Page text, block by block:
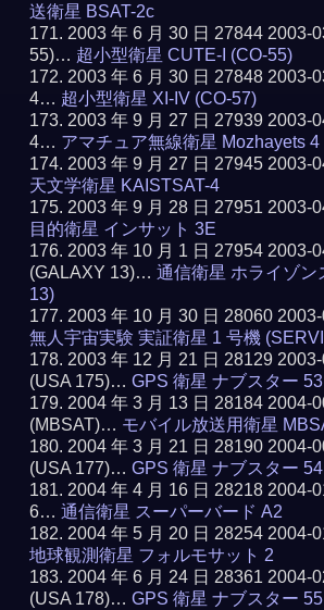
送衛星 BSAT-2c
2003 年 6 月 30 日 27844 2003-
55)… 超小型衛星 CUTE-I (CO-55)
2003 年 6 月 30 日 27848 2003-
4… 超小型衛星 XI-IV (CO-57)
2003 年 9 月 27 日 27939 2003-
4… アマチュア無線衛星 Mozhayets 4
2003 年 9 月 27 日 27945 2003-
天文学衛星 KAISTSAT-4
2003 年 9 月 28 日 27951 2003-
目的衛星 インサット 3E
2003 年 10 月 1 日 27954 2003-
(GALAXY 13)…通信衛星 ホライゾン
13)
2003 年 10 月 30 日 28060
無人宇宙実験 実証衛星 1 号機
2003 年 12 月 21 日 28129
(USA 175)…GPS 衛星 ナブスター
2004 年 3 月 13 日 28184 2004-
(MBSAT)… モバイル放送用衛星
2004 年 3 月 21 日 28190 2004-
(USA 177)…GPS 衛星 ナブスター
2004 年 4 月 16 日 28218 2004-
6…通信衛星 スーパーバード A2
2004 年 5 月 20 日 28254 2004-
地球観測衛星 フォルモサット 2
2004 年 6 月 24 日 28361 2004-
(USA 178)…GPS 衛星 ナブスター